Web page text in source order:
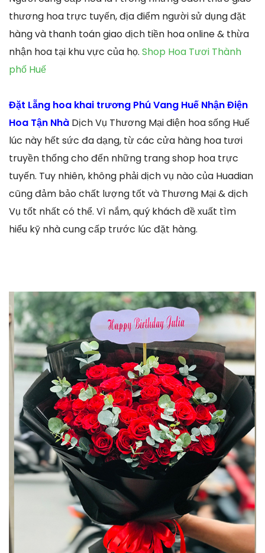
thương hoa trực tuyến, địa điểm người sử dụng đặt
hàng và thanh toán giao dịch tiền hoa online & thừa
nhận hoa tại khu vực của họ. Shop Hoa Tươi Thành
phố Huế
Đặt Lẵng hoa khai trương Phú Vang Huế Nhận Điện
Hoa Tận Nhà Dịch Vụ Thương Mại điện hoa sống Huế
lúc này hết sức đa dạng, từ các cửa hàng hoa tươi
truyền thống cho đến những trang shop hoa trực
tuyến. Tuy nhiên, không phải dịch vụ nào của Huadian
cũng đảm bảo chất lượng tốt và Thương Mại & dịch
Vụ tốt nhất có thể. Vì nắm, quý khách đề xuất tìm
hiểu kỹ nhà cung cấp trước lúc đặt hàng.